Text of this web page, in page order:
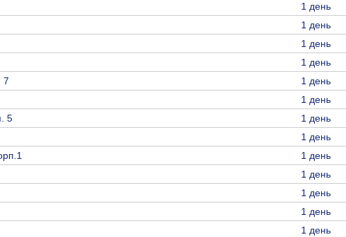
1 день
1 день
1 день
1 день
7
1 день
1 день
5
1 день
1 день
1 день
1 день
1 день
1 день
1 день